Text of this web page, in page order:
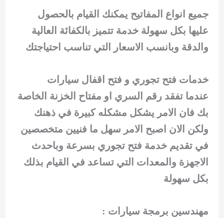
جميع انواع المفاتيح يمكنك القيام بالحصول
عليها بكل سهولة خدمة تتميز بالكفائة العالية
والدقة وبانسب الاسعار التي تناسب احتياجتك
خدمات فتح تجوري و فتح اقفال سيارات
عندما تفقد رقم السري او مفتاح الخزنة الخاصة
بك فان الامر يشكل مشكله كبيرة في ذهنك
ولكن الان اصبح الامر سهل ما فنيين متخصصين
في تقديم خدمة فتح تجوري بسرعة وباحدث
الاجهزة والمعدات التي تساعد في القيام بذلك
بكل سهولة
مهندسين برمجة سيارات :